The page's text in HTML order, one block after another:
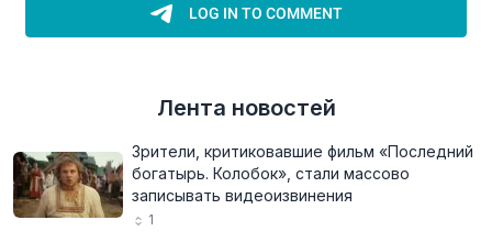
Лента новостей
Зрители, критиковавшие фильм «Последний
богатырь. Колобок», стали массово
записывать видеоизвинения
1